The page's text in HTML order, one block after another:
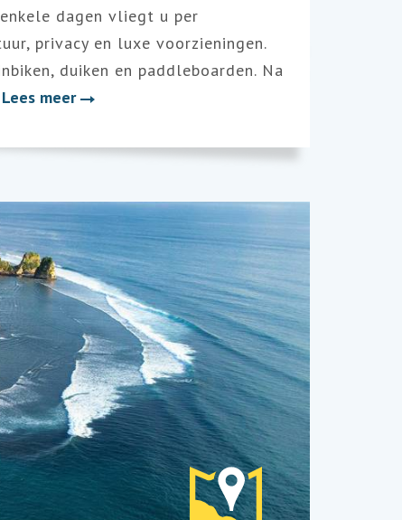
dagen vliegt u per
privacy en luxe voorzieningen.
duiken en paddleboarden. Na
Lees meer